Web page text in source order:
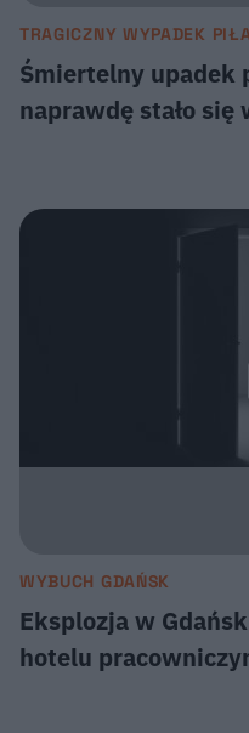
TRAGICZNY WYPADEK PIŁA
Śmiertelny upadek
naprawdę stało się
WYBUCH GDAŃSK
Eksplozja w
hotelu